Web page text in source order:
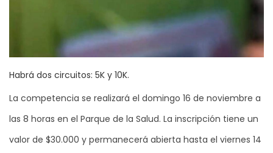
Habrá dos circuitos: 5K y 10K.
La competencia se realizará el domingo 16 de noviembre a
las 8 horas en el Parque de la Salud. La inscripción tiene un
valor de $30.000 y permanecerá abierta hasta el viernes 14